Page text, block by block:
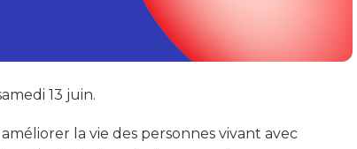
13 juin.
la vie des personnes vivant avec